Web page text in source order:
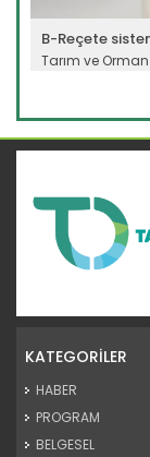
B-Reçete
Tarım ve
karşılanması...
KATEGORİLER
HABER
PROGRAM
BELGESEL